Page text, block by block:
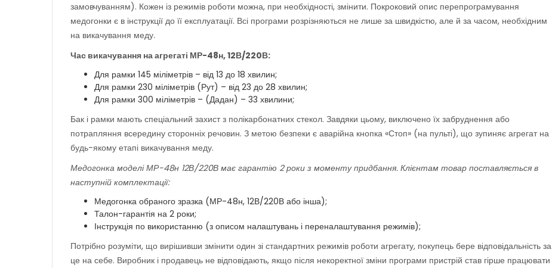
замовчуванням). Кожен із режимів роботи можна, при необхідності, змінити. Покроковий опис перепрограмування
медогонки є в інструкції до її експлуатації. Всі програми розрізняються не лише за швидкістю, але й за часом, необхідним
на викачування меду.
Час викачування на агрегаті МР-48н, 12В/220В:
Для рамки 145 міліметрів – від 13 до 18 хвилин;
Для рамки 230 міліметрів (Рут) – від 23 до 28 хвилин;
Для рамки 300 міліметрів – (Дадан) – 33 хвилини;
Бак і рамки мають спеціальний захист з полікарбонатних стекол. Завдяки цьому, виключено їх забруднення або
потрапляння всередину сторонніх речовин. З метою безпеки є аварійна кнопка «Стоп» (на пульті), що зупиняє агрегат на
будь-якому етапі викачування меду.
Медогонка моделі МР-48н 12В/220В має гарантію 2 роки з моменту придбання. Клієнтам товар поставляється в
наступній комплектації:
Медогонка обраного зразка (МР-48н, 12В/220В або інша);
Талон-гарантія на 2 роки;
Інструкція по використанню (з описом налаштувань і переналаштування режимів);
Потрібно розуміти, що вирішивши змінити один зі стандартних режимів роботи агрегату, покупець бере відповідальність за
це на себе. Виробник і продавець не відповідають, якщо після некоректної зміни програми пристрій став гірше працювати